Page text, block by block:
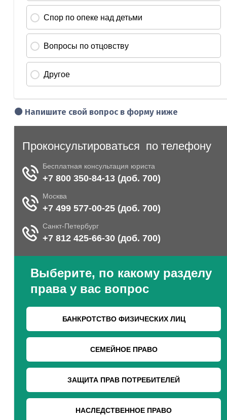
🟠 Напишите свой вопрос в форму ниже